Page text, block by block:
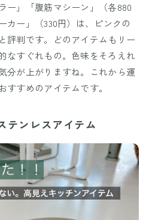
ー」「腹筋マシーン」（各880
カー」（330円）は、ピンクの
評判です。どのアイテムもリー
なすぐれもの。色味をそろえれ
分が上がりますね。これから運
すめのアイテムです。
テンレスアイテム